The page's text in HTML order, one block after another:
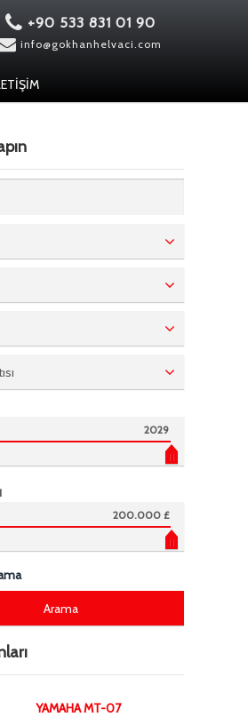
+90 533 831 01 90
info@gokhanhelvaci.com
2029
200.000 £
YAMAHA MT-07